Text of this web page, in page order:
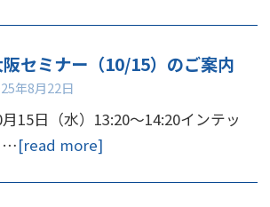
阪セミナー（10/15）のご案内
年8月22日
15日（水）13:20～14:20インテッ
…[read more]